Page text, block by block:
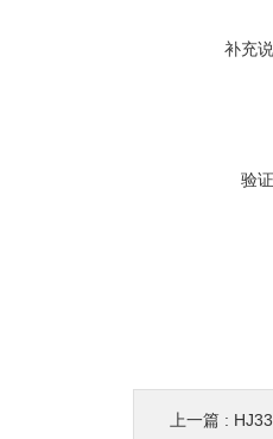
补充
验
上一篇 :